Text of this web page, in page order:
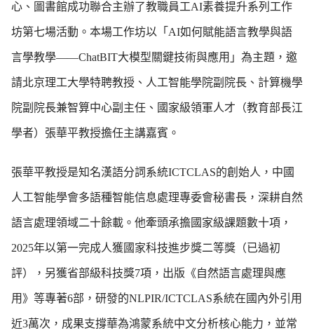
心、圖書館成功聯合主辦了教職員工AI素養提升系列工作
坊第七場活動。本場工作坊以「AI如何賦能語言教學與語
言學教學——ChatBIT大模型關鍵技術與應用」為主題，邀
請北京理工大學特聘教授、人工智能學院副院長、計算機學
院副院長兼智算中心副主任、國家級領軍人才（教育部長江
學者）張華平教授擔任主講嘉賓。
張華平教授是知名漢語分詞系統ICTCLAS的創始人，中國
人工智能學會多語種智能信息處理專委會秘書長，深耕自然
語言處理領域二十餘載。他牽頭承擔國家級課題數十項，
2025年以第一完成人獲國家科技進步獎二等獎（已過初
評），另獲省部級科技獎7項，出版《自然語言處理與應
用》等專著6部，研發的NLPIR/ICTCLAS系統在國內外引用
近3萬次，成果支撐華為鴻蒙系統中文分析核心能力，並常